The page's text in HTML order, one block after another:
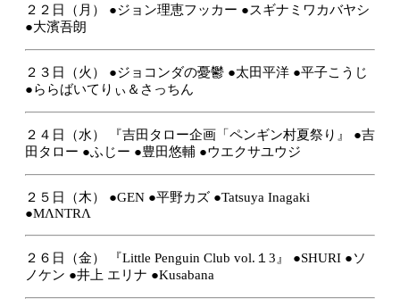
２２日（月） ●ジョン理恵フッカー ●スギナミワカバヤシ
●大濱吾朗
２３日（火） ●ジョコンダの憂鬱 ●太田平洋 ●平子こうじ
●ららばいてりぃ＆さっちん
２４日（水） 『吉田タロー企画「ペンギン村夏祭り』
●吉
田タロー ●ふじー ●豊田悠輔 ●ウエクサユウジ
２５日（木） ●GEN ●平野カズ ●Tatsuya Inagaki
●MΛNTRΛ
２６日（金） 『Little Penguin Club vol.１3』 ●SHURI ●ソ
ノケン ●井上 エリナ ●Kusabana